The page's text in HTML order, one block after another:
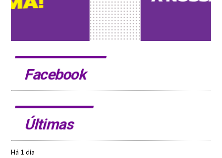
Facebook
Últimas
Há 1 dia